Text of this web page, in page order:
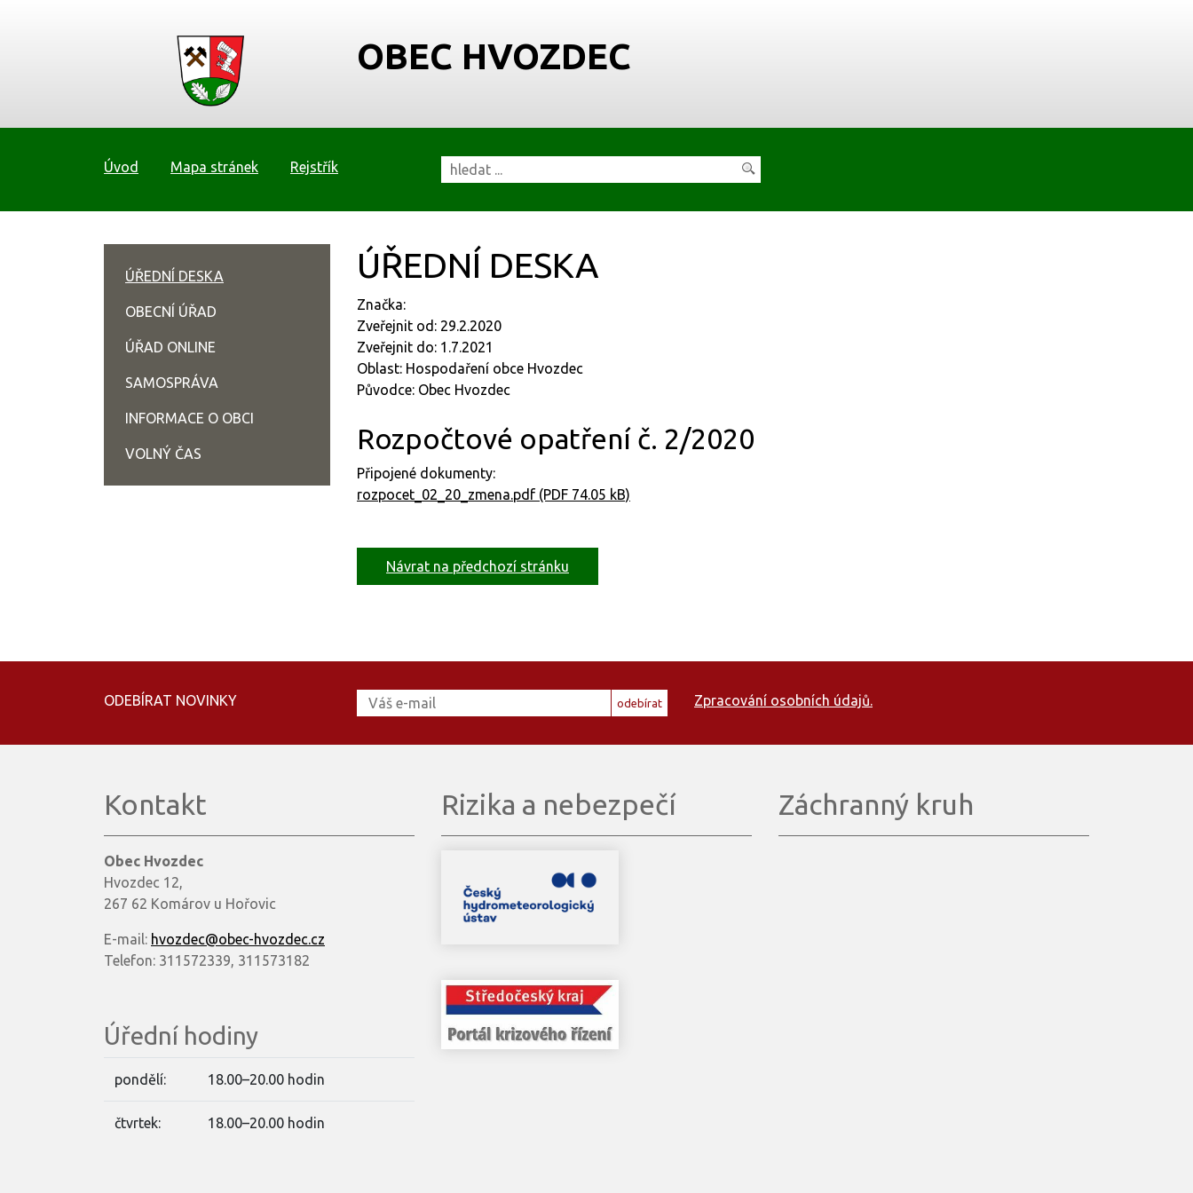
OBEC HVOZDEC
Úvod Mapa stránek Rejstřík
ÚŘEDNÍ DESKA
Značka:
Zveřejnit od: 29.2.2020
Zveřejnit do: 1.7.2021
Oblast: Hospodaření obce Hvozdec
Původce: Obec Hvozdec
Rozpočtové opatření č. 2/2020
Připojené dokumenty:
rozpocet_02_20_zmena.pdf (PDF 74.05 kB)
Návrat na předchozí stránku
ÚŘEDNÍ DESKA
OBECNÍ ÚŘAD
ÚŘAD ONLINE
SAMOSPRÁVA
INFORMACE O OBCI
VOLNÝ ČAS
ODEBÍRAT NOVINKY odebírat Zpracování osobních údajů.
Kontakt
Obec Hvozdec
Hvozdec 12,
267 62 Komárov u Hořovic
E-mail: hvozdec@obec-hvozdec.cz
Telefon: 311572339, 311573182
Úřední hodiny
pondělí: 18.00–20.00 hodin
čtvrtek: 18.00–20.00 hodin
Rizika a nebezpečí Záchranný kruh